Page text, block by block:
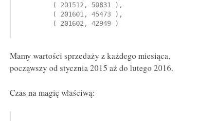
( 201512, 50831 ),
( 201601, 45473 ),
( 201602, 42949 )
Mamy wartości sprzedaży z każdego miesiąca,
począwszy od stycznia 2015 aż do lutego 2016.
Czas na magię właściwą: